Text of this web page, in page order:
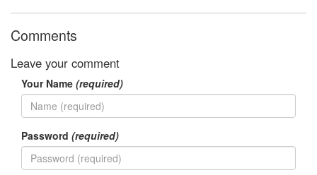
Comments
Leave your comment
Your Name (required)
Password (required)
Scuba
0
품
리
뷰
Recent